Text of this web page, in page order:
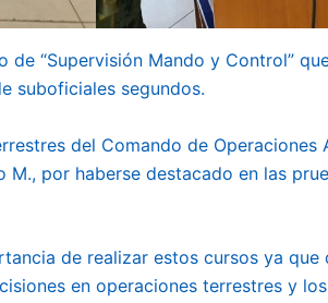
“Supervisión Mando y Control”
suboficiales segundos.
del Comando de Operaciones
por haberse destacado en las
de realizar estos cursos ya que
en operaciones terrestres y